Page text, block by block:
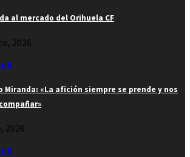
al mercado del Orihuela CF
2026
B
Miranda: «La afición siempre se prende y nos
2026
B